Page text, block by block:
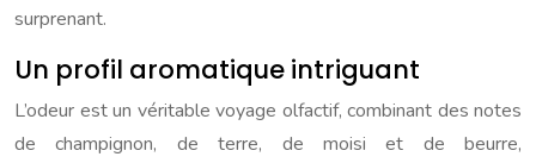
surprenant.
Un profil aromatique intriguant
L’odeur est un véritable voyage olfactif, combinant des notes
de champignon, de terre, de moisi et de beurre,